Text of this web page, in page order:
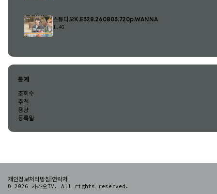
스튜디오K.E328.260803.720p.WANNA
1.4G
통계
조회수
추천
용량
등록일
개인정보처리방침 연락처
© 2026 카카오TV. All rights reserved.